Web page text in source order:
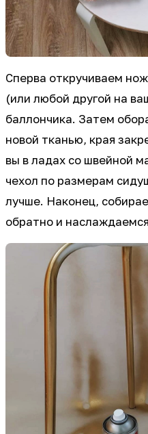
Сперва откручиваем
(или любой другой на
баллончика. Затем
новой тканью, края
вы в ладах со швейной
чехол по размерам
лучше. Наконец,
обратно и